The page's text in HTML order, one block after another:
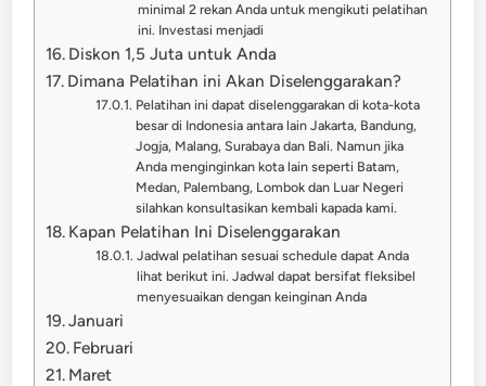
minimal 2 rekan Anda untuk mengikuti pelatihan
ini. Investasi menjadi
Diskon 1,5 Juta untuk Anda
Dimana Pelatihan ini Akan Diselenggarakan?
Pelatihan ini dapat diselenggarakan di kota-kota
besar di Indonesia antara lain Jakarta, Bandung,
Jogja, Malang, Surabaya dan Bali. Namun jika
Anda menginginkan kota lain seperti Batam,
Medan, Palembang, Lombok dan Luar Negeri
silahkan konsultasikan kembali kapada kami.
Kapan Pelatihan Ini Diselenggarakan
Jadwal pelatihan sesuai schedule dapat Anda
lihat berikut ini. Jadwal dapat bersifat fleksibel
menyesuaikan dengan keinginan Anda
Januari
Februari
Maret